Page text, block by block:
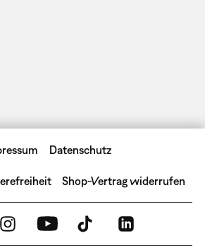
Datenschutz
Shop-Vertrag widerrufen